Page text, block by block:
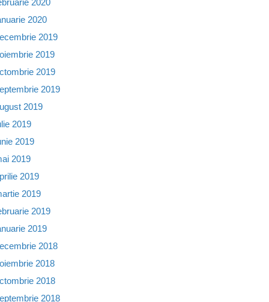
2020
2019
2019
2019
2019
2019
2019
2019
2019
2019
2019
2019
2019
2018
2018
2018
2018